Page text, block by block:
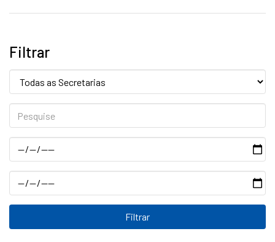
Filtrar
Data
Data